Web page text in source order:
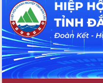
Hội thảo khoa học “Giải pháp thúc đẩy
phát triển nền kinh tế xanh tại tỉnh
Đắk Lắk”
Tăng cường giám sát, đôn đốc thực
hiện nhiệm vụ quản lý tài sản công
hàng tuần
Tháo gỡ những vướng mắc, đẩy mạnh